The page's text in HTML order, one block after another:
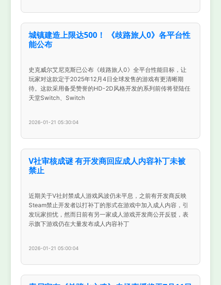
城镇建造上限达500！ 《歧路旅人0》各平台性
能公布
史克威尔艾尼克斯已公布《歧路旅人0》全平台性能目标，让
玩家对这款定于2025年12月4日全球发售的游戏有更清晰期
待。这款采用备受赞誉的HD-2D风格开发的系列前传将登陆任
天堂Switch、Switch
2026-01-21 05:30:04
V社审核成谜 有开发商回应成人内容补丁未被
禁止
近期关于V社封禁成人游戏风波仍未平息，之前有开发商反映
Steam禁止开发者以打补丁的形式在游戏中加入成人内容，引
发玩家担忧，然而日前有另一家成人游戏开发商公开反驳，表
示旗下游戏仍在大量发布成人内容补丁
2026-01-21 05:00:04